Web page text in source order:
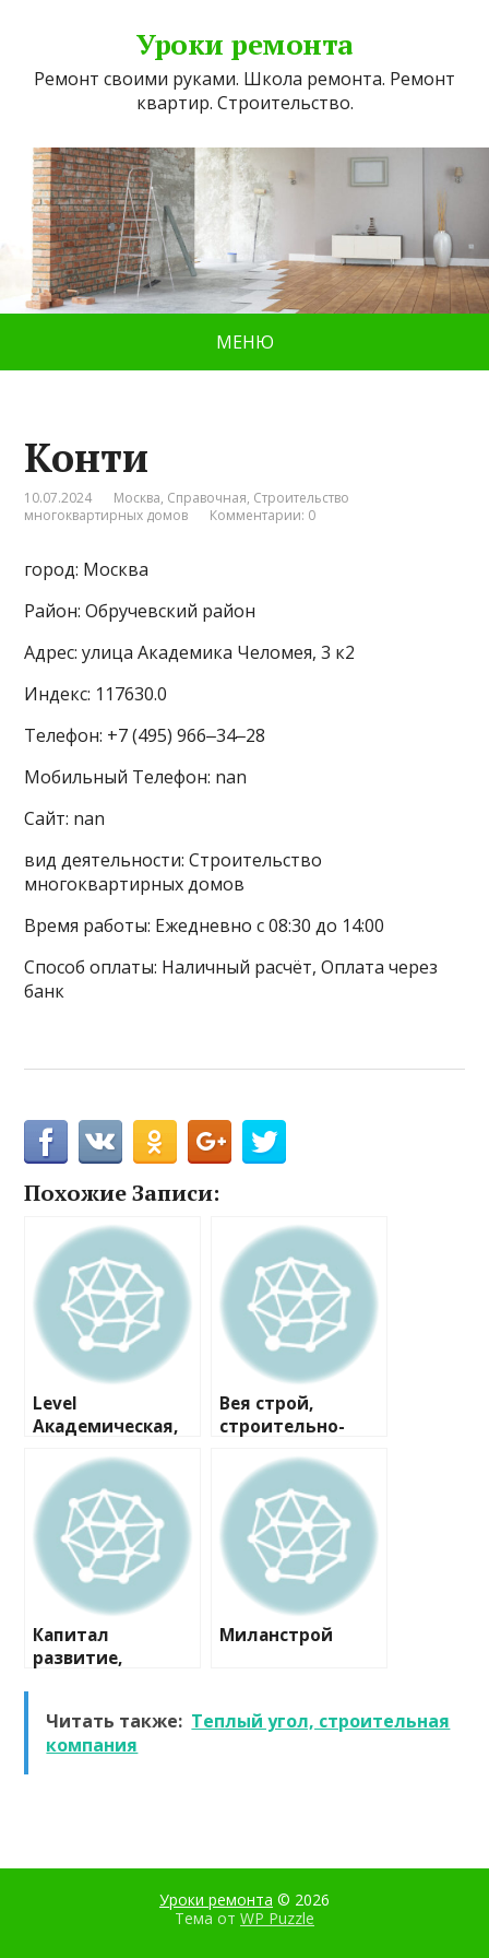
Уроки ремонта
Ремонт своими руками. Школа ремонта. Ремонт
квартир. Строительство.
МЕНЮ
Конти
10.07.2024 Москва, Справочная, Строительство
многоквартирных домов
Комментарии: 0
город: Москва
Район: Обручевский район
Адрес: улица Академика Челомея, 3 к2
Индекс: 117630.0
Телефон: +7 (495) 966‒34‒28
Мобильный Телефон: nan
Сайт: nan
вид деятельности: Строительство
многоквартирных домов
Время работы: Ежедневно с 08:30 до 14:00
Способ оплаты: Наличный расчёт, Оплата через
банк
Похожие Записи:
Level
Академическая,
Вея строй,
строительно-
компания
Капитал
развитие,
Миланстрой
Читать также: Теплый угол, строительная
компания
Уроки ремонта © 2026
Тема от WP Puzzle